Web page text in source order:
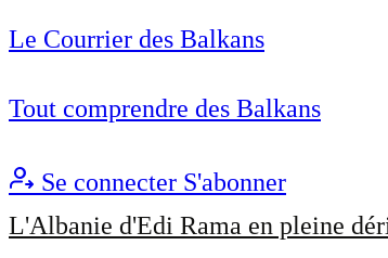
Le Courrier des Balkans
Tout comprendre des Balkans
Se connecter S'abonner
L'Albanie d'Edi Rama en pleine